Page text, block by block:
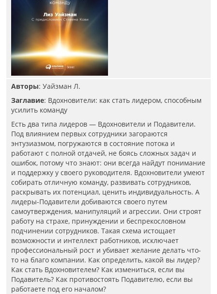
Авторы: Уайзман Л.
Заглавие: Вдохновители: как стать лидером, способным
усилить команду
Есть два типа лидеров — Вдохновители и Подавители.
Под влиянием первых сотрудники загораются
энтузиазмом, погружаются в состояние потока и
работают с полной отдачей, не боясь сложных задач и
ошибок, потому что знают: они всегда найдут понимание
и поддержку у своего руководителя. Вдохновители умеют
собирать отличную команду, развивать сотрудников,
раскрывать их потенциал, ценить индивидуальность. А
лидеры-Подавители добиваются своего путем
самоутверждения, манипуляций и агрессии. Они строят
работу на страхе, принуждении и беспрекословном
подчинении сотрудников. Такая схема истощает
возможности и интеллект работников, исключает
профессиональный рост и убивает желание делать что-
то на благо компании. Как определить, какой вы лидер?
Как стать Вдохновителем? Как измениться, если вы
Подавитель? Как противостоять Подавителю, если вы
работаете под его началом?